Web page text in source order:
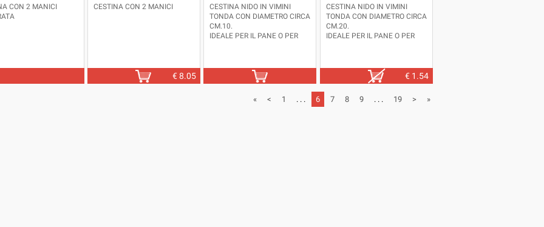
CON 2 MANICI
CESTINA CON 2 MANICI
€8.05
CESTINA NIDO IN VIMINI
TONDA CON DIAMETRO CIRCA
CM.10.
IDEALE PER IL PANE O PER
CESTINA NIDO IN VIMINI
TONDA CON DIAMETRO CIRCA
CM.20.
IDEALE PER IL PANE O PER
€ 1.54
« < 1 . . . 6 7 8 9 . . . 19 > »